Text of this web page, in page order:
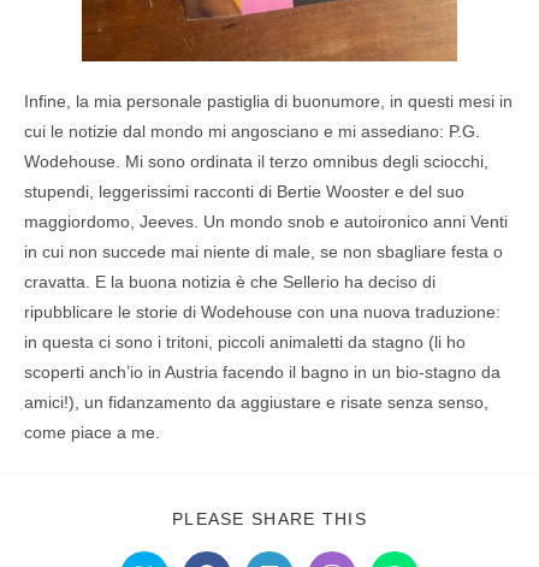
Infine, la mia personale pastiglia di buonumore, in questi mesi in
cui le notizie dal mondo mi angosciano e mi assediano: P.G.
Wodehouse. Mi sono ordinata il terzo omnibus degli sciocchi,
stupendi, leggerissimi racconti di Bertie Wooster e del suo
maggiordomo, Jeeves. Un mondo snob e autoironico anni Venti
in cui non succede mai niente di male, se non sbagliare festa o
cravatta. E la buona notizia è che Sellerio ha deciso di
ripubblicare le storie di Wodehouse con una nuova traduzione:
in questa ci sono i tritoni, piccoli animaletti da stagno (li ho
scoperti anch’io in Austria facendo il bagno in un bio-stagno da
amici!), un fidanzamento da aggiustare e risate senza senso,
come piace a me.
PLEASE SHARE THIS